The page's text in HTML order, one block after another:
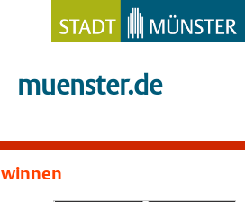
muenster.de